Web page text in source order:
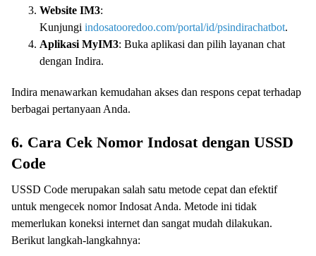
Website IM3:
Kunjungi indosatooredoo.com/portal/id/psindirachatbot.
Aplikasi MyIM3: Buka aplikasi dan pilih layanan chat
dengan Indira.
Indira menawarkan kemudahan akses dan respons cepat terhadap
berbagai pertanyaan Anda.
6. Cara Cek Nomor Indosat dengan USSD
Code
USSD Code merupakan salah satu metode cepat dan efektif
untuk mengecek nomor Indosat Anda. Metode ini tidak
memerlukan koneksi internet dan sangat mudah dilakukan.
Berikut langkah-langkahnya: